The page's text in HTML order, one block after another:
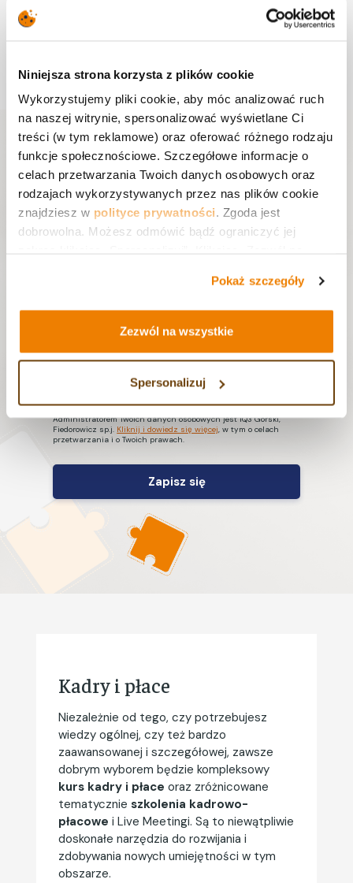
Niniejsza strona korzysta z plików cookie
Wykorzystujemy pliki cookie, aby móc analizować ruch
na naszej witrynie, spersonalizować wyświetlane Ci
treści (w tym reklamowe) oraz oferować różnego rodzaju
funkcje społecznościowe. Szczegółowe informacje o
celach przetwarzania Twoich danych osobowych oraz
rodzajach wykorzystywanych przez nas plików cookie
znajdziesz w polityce prywatności. Zgoda jest
dobrowolna. Możesz odmówić bądź ograniczyć jej
Pokaż szczegóły
Zezwól na wszystkie
Spersonalizuj
ZAPISZ SIĘ
Do naszego newslettera
Bądź na bieżąco ze wszystkimi artykułami,
się żadnym zmianom w przepisach.
iE
l
Politykę prywatności
W każdej chwili możesz wypisać się z newslettera.
Administratorem Twoich danych osobowych jest IQ3 Górski,
Fiedorowicz sp.j. Kliknij i dowiedz się więcej, w tym o celach
przetwarzania i o Twoich prawach.
Kadry i płace
Niezależnie od tego, czy potrzebujesz
wiedzy ogólnej, czy też bardzo
zaawansowanej i szczegółowej, zawsze
dobrym wyborem będzie kompleksowy
kurs kadry i płace oraz zróżnicowane
tematycznie szkolenia kadrowo-
płacowe i Live Meetingi. Są to niewątpliwie
doskonałe narzędzia do rozwijania i
zdobywania nowych umiejętności w tym
obszarze.